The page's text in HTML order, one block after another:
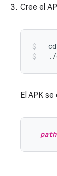
Cree el
cd
./
El APK